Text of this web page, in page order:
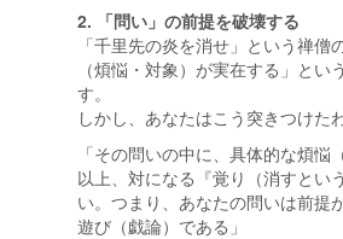
2. 「問い」の前提を破壊する
「千里先の炎を消せ」という禅僧
（煩悩・対象）が実在する」とい
す。
しかし、あなたはこう突きつけた
「その問いの中に、具体的な煩悩
以上、対になる『覚り（消すとい
い。つまり、あなたの問いは前提
遊び（戯論）である」